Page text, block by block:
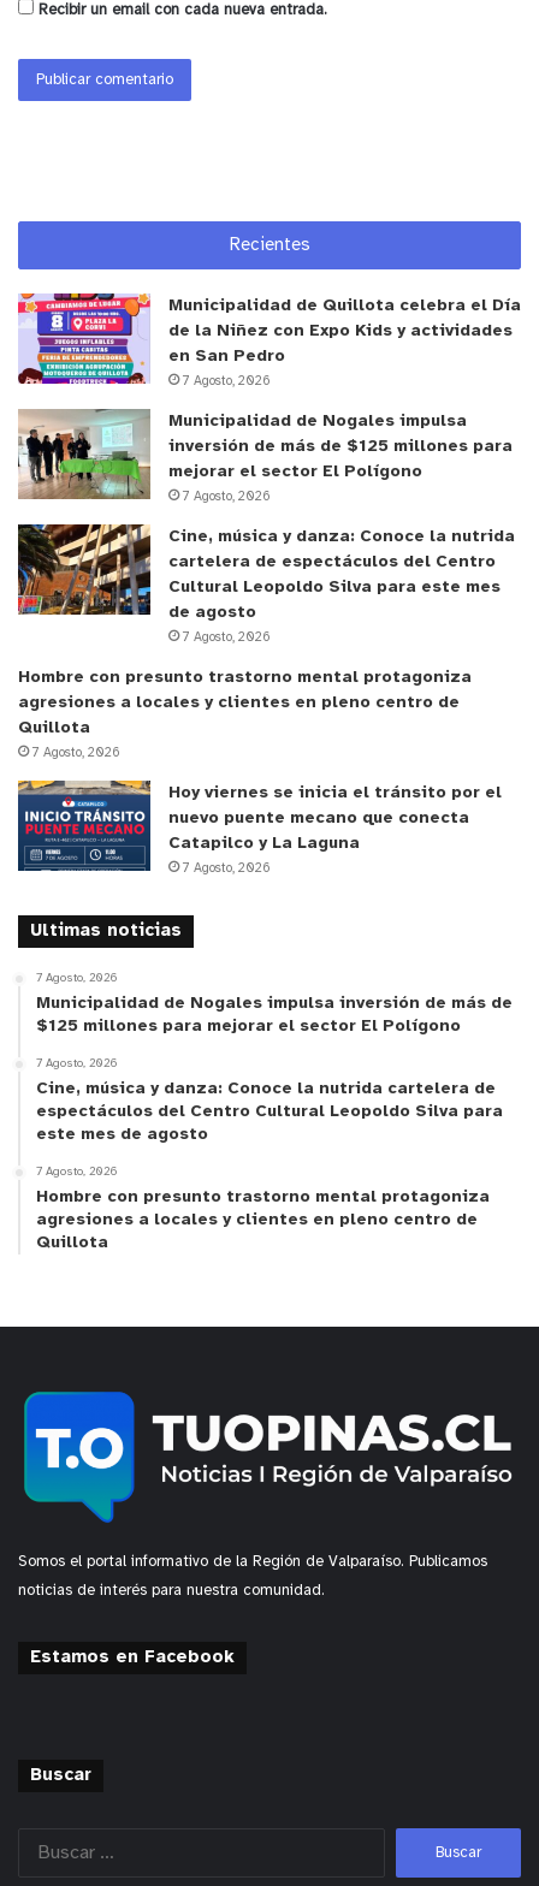
Recibir un email con cada nueva entrada.
Recientes
Municipalidad de Quillota celebra el Día
de la Niñez con Expo Kids y actividades
en San Pedro
7 Agosto, 2026
Municipalidad de Nogales impulsa
inversión de más de $125 millones para
mejorar el sector El Polígono
7 Agosto, 2026
Cine, música y danza: Conoce la nutrida
cartelera de espectáculos del Centro
Cultural Leopoldo Silva para este mes
de agosto
7 Agosto, 2026
Hombre con presunto trastorno mental protagoniza
agresiones a locales y clientes en pleno centro de
Quillota
7 Agosto, 2026
Hoy viernes se inicia el tránsito por el
nuevo puente mecano que conecta
Catapilco y La Laguna
7 Agosto, 2026
Ultimas noticias
7 Agosto, 2026
Municipalidad de Nogales impulsa inversión de más de
$125 millones para mejorar el sector El Polígono
7 Agosto, 2026
Cine, música y danza: Conoce la nutrida cartelera de
espectáculos del Centro Cultural Leopoldo Silva para
este mes de agosto
7 Agosto, 2026
Hombre con presunto trastorno mental protagoniza
agresiones a locales y clientes en pleno centro de
Quillota
Somos el portal informativo de la Región de Valparaíso. Publicamos
noticias de interés para nuestra comunidad.
Estamos en Facebook
Buscar